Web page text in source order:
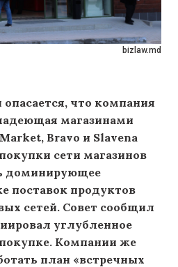
bizlaw.md
что компания
магазинами
Bravo и Slavena
сети магазинов
доминирующее
поставок продуктов
сетей. Совет сообщил
углубленное
Компании же
план «встречных